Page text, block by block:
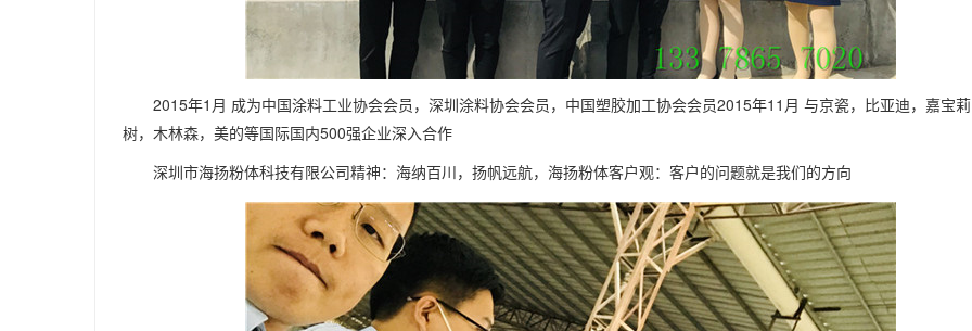
2015年1月 成为中国涂料工业协会会员，深圳涂料协会会员，中国塑胶加工协会会员2015年11月 与京瓷，比亚迪，嘉宝
树，木林森，美的等国际国内500强企业深入合作
深圳市海扬粉体科技有限公司精神：海纳百川，扬帆远航，海扬粉体客户观：客户的问题就是我们的方向